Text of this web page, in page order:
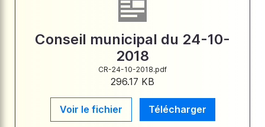
Conseil municipal du 24-10-
2018
CR-24-10-2018.pdf
296.17 KB
Voir le fichier Télécharger